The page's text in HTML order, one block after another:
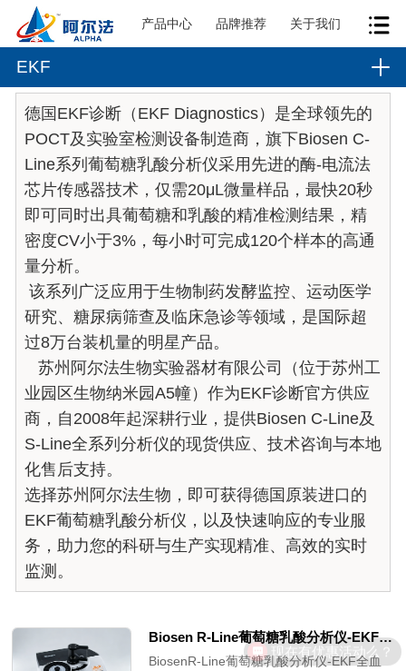
产品中心 品牌推荐 关于我们
EKF
德国EKF诊断（EKF Diagnostics）是全球领先的
POCT及实验室检测设备制造商，旗下Biosen C-
Line系列葡萄糖乳酸分析仪采用先进的酶-电流法
芯片传感器技术，仅需20μL微量样品，最快20秒
即可同时出具葡萄糖和乳酸的精准检测结果，精
密度CV小于3%，每小时可完成120个样本的高通
量分析。
该系列广泛应用于生物制药发酵监控、运动医学
研究、糖尿病筛查及临床急诊等领域，是国际超
过8万台装机量的明星产品。
苏州阿尔法生物实验器材有限公司（位于苏州工
业园区生物纳米园A5幢）作为EKF诊断官方供应
商，自2008年起深耕行业，提供Biosen C-Line及
S-Line全系列分析仪的现货供应、技术咨询与本地
化售后支持。
选择苏州阿尔法生物，即可获得德国原装进口的
EKF葡萄糖乳酸分析仪，以及快速响应的专业服
务，助力您的科研与生产实现精准、高效的实时
监测。
Biosen R-Line葡萄糖乳酸分析仪-EKF全血检测仪器
BiosenR-Line葡萄糖乳酸分析仪-EKF全血
现在有优惠活动么？